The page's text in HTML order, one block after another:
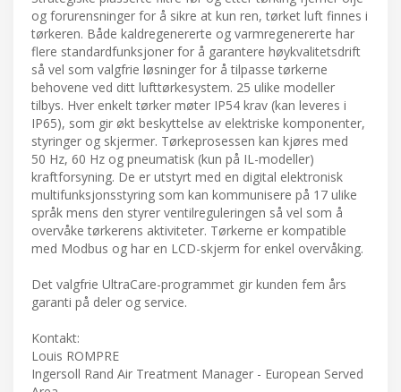
og forurensninger for å sikre at kun ren, tørket luft finnes i
tørkeren. Både kaldregenererte og varmregenererte har
flere standardfunksjoner for å garantere høykvalitetsdrift
så vel som valgfrie løsninger for å tilpasse tørkerne
behovene ved ditt lufttørkesystem. 25 ulike modeller
tilbys. Hver enkelt tørker møter IP54 krav (kan leveres i
IP65), som gir økt beskyttelse av elektriske komponenter,
styringer og skjermer. Tørkeprosessen kan kjøres med
50 Hz, 60 Hz og pneumatisk (kun på IL-modeller)
kraftforsyning. De er utstyrt med en digital elektronisk
multifunksjonsstyring som kan kommunisere på 17 ulike
språk mens den styrer ventilreguleringen så vel som å
overvåke tørkerens aktiviteter. Tørkerne er kompatible
med Modbus og har en LCD-skjerm for enkel overvåking.
Det valgfrie UltraCare-programmet gir kunden fem års
garanti på deler og service.
Kontakt:
Louis ROMPRE
Ingersoll Rand Air Treatment Manager - European Served